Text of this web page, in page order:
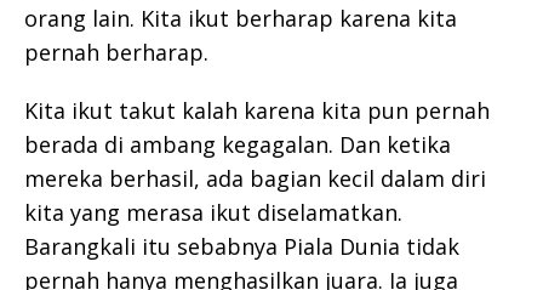
orang lain. Kita ikut berharap karena kita
pernah berharap.
Kita ikut takut kalah karena kita pun pernah
berada di ambang kegagalan. Dan ketika
mereka berhasil, ada bagian kecil dalam diri
kita yang merasa ikut diselamatkan.
Barangkali itu sebabnya Piala Dunia tidak
pernah hanya menghasilkan juara. Ia juga